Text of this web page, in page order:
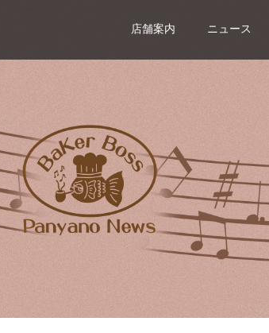
店舗案内 ニュース